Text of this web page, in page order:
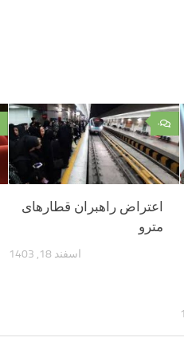
۰
اعتراض راهبران قطارهای
مترو
اسفند 18, 1403